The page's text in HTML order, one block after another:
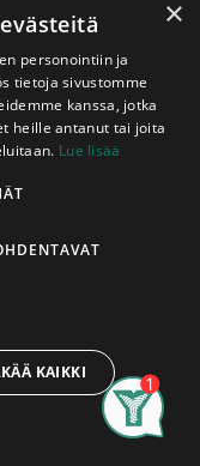
Account
mm Valkoinen
mm
maalattu
sisänurkkien
on n. 25
Listan pituus on
tuote on
asentamista.
×
personointiin ja
tietoja sivustomme
kanssa, jotka
heille antanut tai joita
Lue lisää
KAIKKI